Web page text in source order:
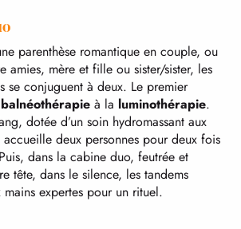
parenthèse romantique en couple, ou
amies, mère et fille ou sister/sister, les
se conjuguent à deux. Le premier
balnéothérapie à la luminothérapie.
dotée d’un soin hydromassant aux
accueille deux personnes pour deux fois
dans la cabine duo, feutrée et
tête, dans le silence, les tandems
mains expertes pour un rituel.